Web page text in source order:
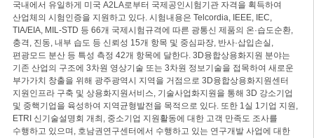
국내에서 유일하게 미국 A2LA로부터 국제공인시험기관 자격을 획득하여
산업체의 시험인증을 지원하고 있다. 시험내용은 Telcordia, IEEE, IEC,
TIA/EIA, MIL-STD 등 66개 국제시험규격에 따른 광통신 제품의 온·습도순환,
충격, 진동, 내부 습도 등 신뢰성 15개 항목 및 중심파장, 반사·삽입손실,
편광모드 분산 등 특성 측정 42개 항목에 달한다. 3D융합상용화지원 분야는
기존 산업의 구조에 3차원 영상기술 또는 3차원 정보기술을 접목하여 새로운
부가가치 창출을 위해 광주광역시 지역을 거점으로 3D융합상용화지원센터
지원인프라 구축 및 상용화지원서비스, 기술사업화지원을 통해 3D 강소기업
및 중핵기업을 육성하여 지역균형발전을 목적으로 있다. 또한 1실 1기업 지원,
ETRI 신기술설명회 개최, 중소기업 지원활동에 대한 고객 만족도 조사를
수행하고 있으며, 호남권연구센터에서 수행하고 있는 연구개발 사업에 대한